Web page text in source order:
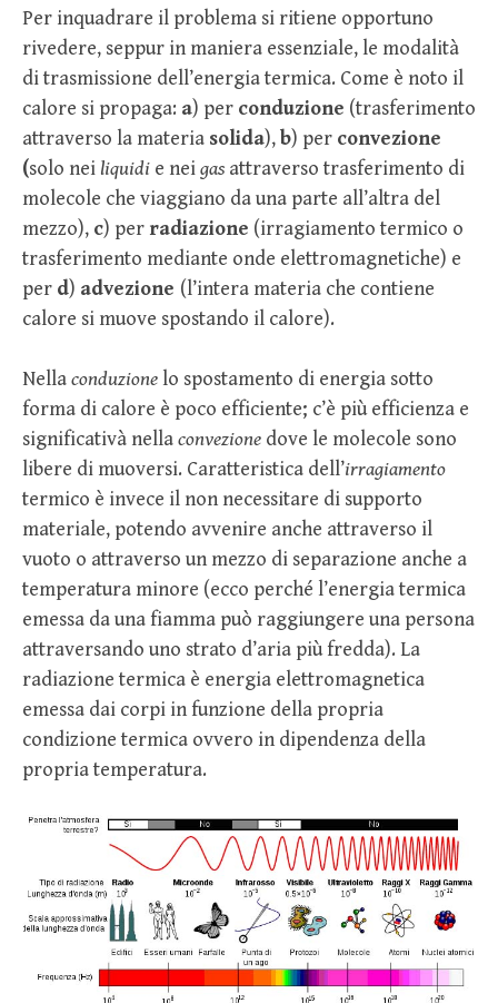
Per inquadrare il problema si ritiene opportuno
rivedere, seppur in maniera essenziale, le modalità
di trasmissione dell’energia termica. Come è noto il
calore si propaga: a) per conduzione (trasferimento
attraverso la materia solida),b) per convezione
(solo nei liquidi e neigas attraverso trasferimento di
molecole che viaggiano da una parte all’altra del
mezzo), c) per radiazione (irragiamento termico o
trasferimento mediante onde elettromagnetiche) e
per d) advezione (l’intera materia che contiene
calore si muove spostando il calore).
Nellaconduzionelo spostamento di energia sotto
forma di calore è poco efficiente; c’è più efficienza e
significativà nellaconvezione dove le molecole sono
libere di muoversi. Caratteristica dell’irragiamento
termico è invece il non necessitare di supporto
materiale, potendo avvenire anche attraverso il
vuoto o attraverso un mezzo di separazione anche a
temperatura minore (ecco perché l’energia termica
emessa da una fiamma può raggiungere una persona
attraversando uno strato d’aria più fredda). La
radiazione termica è energia elettromagnetica
emessa dai corpi in funzione della propria
condizione termica ovvero in dipendenza della
propria temperatura.